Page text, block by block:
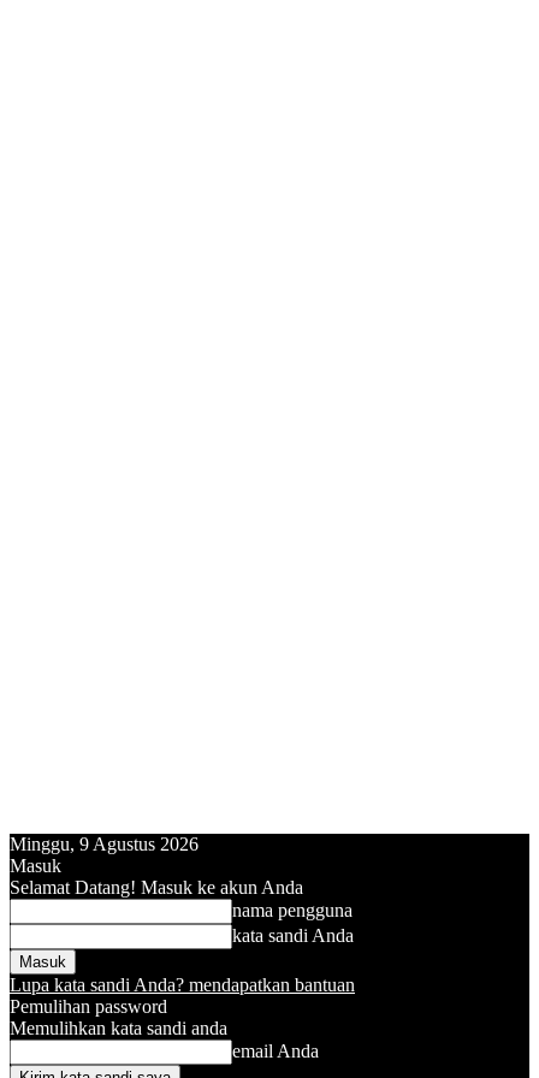
Minggu, 9 Agustus 2026
Masuk
Selamat Datang! Masuk ke akun Anda
nama pengguna
kata sandi Anda
Lupa kata sandi Anda? mendapatkan bantuan
Pemulihan password
Memulihkan kata sandi anda
email Anda